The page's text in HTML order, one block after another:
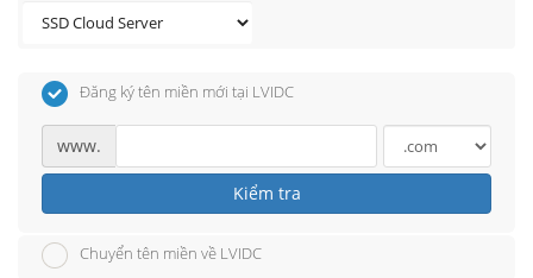
Đăng ký tên miền mới tại LVIDC
www.
Kiểm tra
Chuyển tên miền về LVIDC